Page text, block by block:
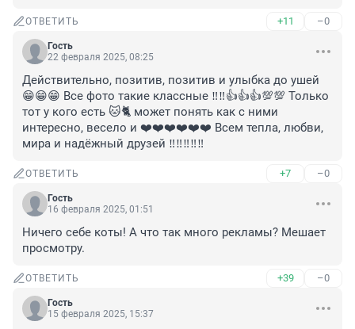
ОТВЕТИТЬ +11 –0
Гость
22 февраля 2025, 08:25
Действительно, позитив, позитив и улыбка до ушей
😁😁😁 Все фото такие классные ‼️‼️👍👍👍💯💯 Только
тот у кого есть 🐱🐈 может понять как с ними
интересно, весело и ❤️❤️❤️❤️❤️❤️ Всем тепла, любви,
мира и надёжный друзей ‼️‼️‼️‼️‼️
ОТВЕТИТЬ +7 –0
Гость
16 февраля 2025, 01:51
Ничего себе коты! А что так много рекламы? Мешает
просмотру.
ОТВЕТИТЬ +39 –0
Гость
15 февраля 2025, 15:37